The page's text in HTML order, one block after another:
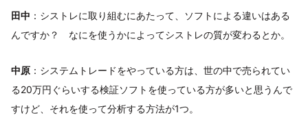
田中 ：シストレに取り組むにあたって、ソフトによる違いはある
んですか？ なにを使うかによってシストレの質が変わるとか。
中原 ：システムトレードをやっている方は、世の中で売られてい
る20万円ぐらいする検証ソフトを使っている方が多いと思うんで
すけど、それを使って分析する方法が1つ。